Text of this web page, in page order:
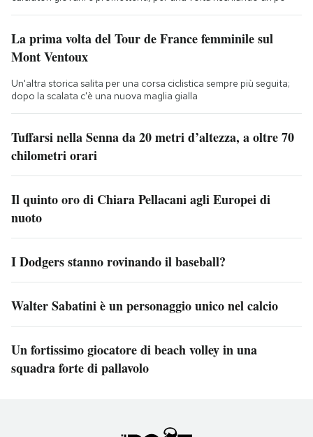
La prima volta del Tour de France femminile sul
Mont Ventoux
Un'altra storica salita per una corsa ciclistica sempre più seguita;
dopo la scalata c'è una nuova maglia gialla
Tuffarsi nella Senna da 20 metri d’altezza, a oltre 70
chilometri orari
Il quinto oro di Chiara Pellacani agli Europei di
nuoto
I Dodgers stanno rovinando il baseball?
Walter Sabatini è un personaggio unico nel calcio
Un fortissimo giocatore di beach volley in una
squadra forte di pallavolo